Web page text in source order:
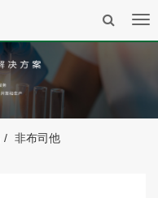
非布司他